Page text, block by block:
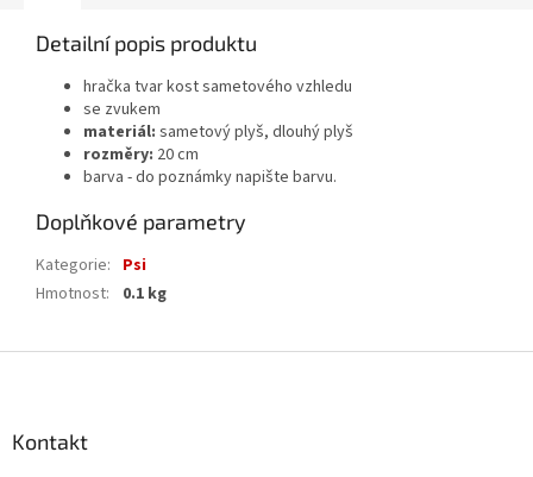
Detailní popis produktu
hračka tvar kost sametového vzhledu
se zvukem
materiál: sametový plyš, dlouhý plyš
rozměry: 20 cm
barva - do poznámky napište barvu.
Doplňkové parametry
Kategorie: Psi
Hmotnost: 0.1 kg
Kontakt